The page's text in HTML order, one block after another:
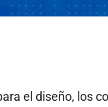
el diseño, los